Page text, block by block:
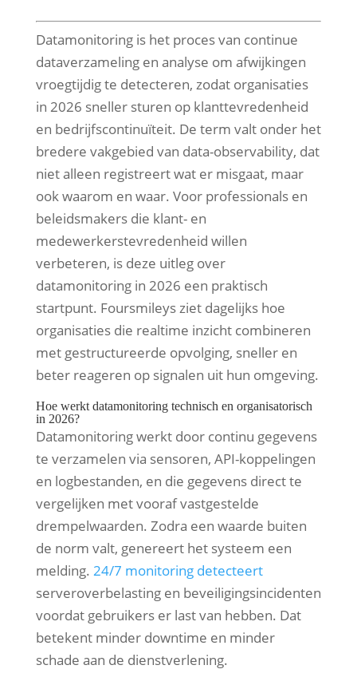
Datamonitoring is het proces van continue
dataverzameling en analyse om afwijkingen
vroegtijdig te detecteren, zodat organisaties
in 2026 sneller sturen op klanttevredenheid
en bedrijfscontinuïteit. De term valt onder het
bredere vakgebied van data-observability, dat
niet alleen registreert wat er misgaat, maar
ook waarom en waar. Voor professionals en
beleidsmakers die klant- en
medewerkerstevredenheid willen
verbeteren, is deze uitleg over
datamonitoring in 2026 een praktisch
startpunt. Foursmileys ziet dagelijks hoe
organisaties die realtime inzicht combineren
met gestructureerde opvolging, sneller en
beter reageren op signalen uit hun omgeving.
Hoe werkt datamonitoring technisch en organisatorisch
in 2026?
Datamonitoring werkt door continu gegevens
te verzamelen via sensoren, API-koppelingen
en logbestanden, en die gegevens direct te
vergelijken met vooraf vastgestelde
drempelwaarden. Zodra een waarde buiten
de norm valt, genereert het systeem een
melding. 24/7 monitoring detecteert
serveroverbelasting en beveiligingsincidenten
voordat gebruikers er last van hebben. Dat
betekent minder downtime en minder
schade aan de dienstverlening.